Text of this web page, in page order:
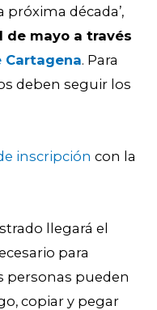
próxima década’,
de mayo a través
Cartagena. Para
deben seguir los
inscripción con la
llegará el
para
personas pueden
copiar y pegar